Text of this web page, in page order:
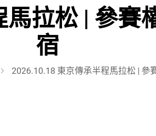
馬拉松 | 參賽
宿
2026.10.18 東京傳承半程馬拉松 | 參